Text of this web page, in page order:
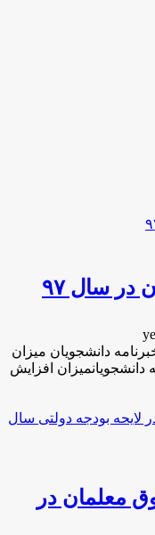
سال ۹۷
افزایش حقوق معلمان در سال ۹۷خبرنامه دانشجویان میزان
در سال ۹۷ خبرنامه دانشجویانمیزان افزایش
معلمان در